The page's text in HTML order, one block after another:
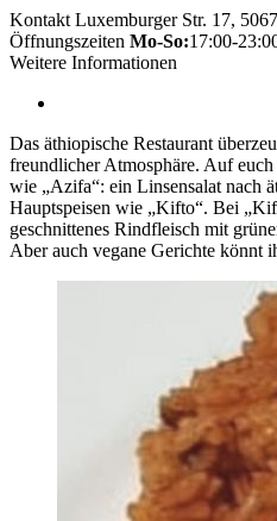
Kontakt Luxemburger Str. 17,
Öffnungszeiten Mo-So:17:00-
Weitere Informationen
Das äthiopische Restaurant
freundlicher Atmosphäre. Auf
wie „Azifa“: ein Linsensalat nach
Hauptspeisen wie „Kifto“. Bei
geschnittenes Rindfleisch mit
Aber auch vegane Gerichte könnt